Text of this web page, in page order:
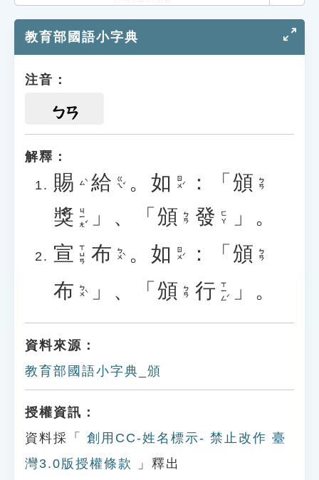
教育部國語小字典
注音：
ㄅㄢ
解釋：
賜 ㄙˋ 給 ㄍㄟˇ 。 如 ㄖㄨˊ ：「 頒 ㄅㄢ
獎 ㄐㄧㄤˇ 」、「 頒 ㄅㄢ 發 ㄈㄚ
」。
宣 ㄒㄩㄢ 布 ㄅㄨˋ 。 如 ㄖㄨˊ ：「 頒 ㄅㄢ
布 ㄅㄨˋ 」、「 頒 ㄅㄢ 行 ㄒㄧㄥˊ 」。
資料來源：
教育部國語小字典_頒
授權資訊：
資料採「
創用CC-姓名標示- 禁止改作 臺
灣3.0版授權條款
」釋出